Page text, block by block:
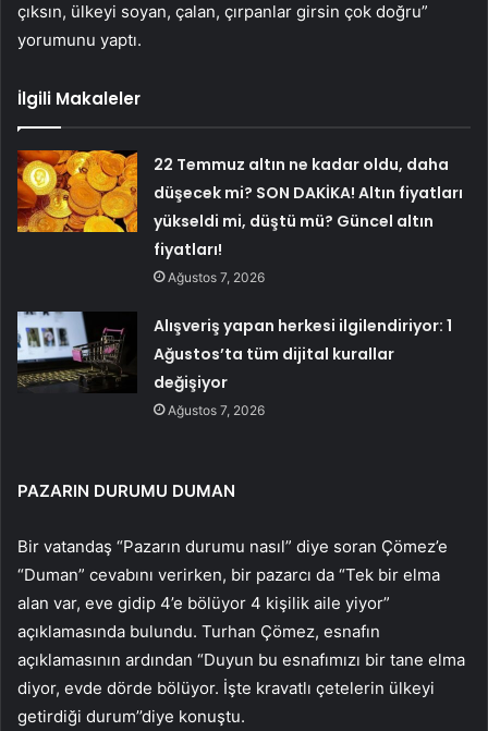
çıksın, ülkeyi soyan, çalan, çırpanlar girsin çok doğru”
yorumunu yaptı.
İlgili Makaleler
22 Temmuz altın ne kadar oldu, daha
düşecek mi? SON DAKİKA! Altın fiyatları
yükseldi mi, düştü mü? Güncel altın
fiyatları!
Ağustos 7, 2026
Alışveriş yapan herkesi ilgilendiriyor: 1
Ağustos’ta tüm dijital kurallar
değişiyor
Ağustos 7, 2026
PAZARIN DURUMU DUMAN
Bir vatandaş “Pazarın durumu nasıl” diye soran Çömez’e
“Duman” cevabını verirken, bir pazarcı da “Tek bir elma
alan var, eve gidip 4’e bölüyor 4 kişilik aile yiyor”
açıklamasında bulundu. Turhan Çömez, esnafın
açıklamasının ardından “Duyun bu esnafımızı bir tane elma
diyor, evde dörde bölüyor. İşte kravatlı çetelerin ülkeyi
getirdiği durum’’diye konuştu.